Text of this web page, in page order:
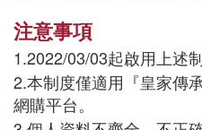
注意事項
1.2022/03/03起啟用上述制
2.本制度僅適用『皇家傳
網購平台。